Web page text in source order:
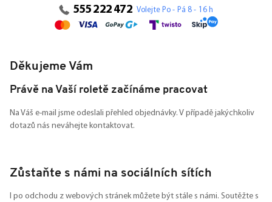
555 222 472 Volejte Po - Pá 8 - 16 h
Děkujeme Vám
Právě na Vaší roletě začínáme pracovat
Na Váš e-mail jsme odeslali přehled objednávky. V případě jakýchkoliv
dotazů nás neváhejte kontaktovat.
Zůstaňte s námi na sociálních sítích
I po odchodu z webových stránek můžete být stále s námi. Soutěžte s